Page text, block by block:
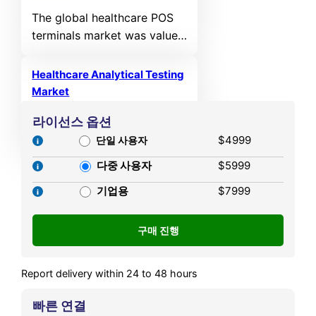
The global healthcare POS
terminals market was valued
2024 and is projected to
reach USD 35,840.49 million
compound annual growth
rate (CAGR) of 10.42%
during the forecast period,
according to Credence
Research.
Healthcare Analytical Testing
Market
The global healthcare
analytical testing market
was valued at USD 8,183
million in 2024 and is
projected to reach USD
expanding at a compound
annual growth rate (CAGR)
period,
라이선스 옵션
단일 사용자
$4999
다중 사용자
$5999
기업용
$7999
Report delivery within 24 to 48 hours
빠른 연결